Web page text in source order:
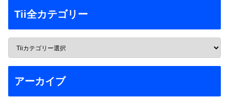
Tii全カテゴリー
アーカイブ